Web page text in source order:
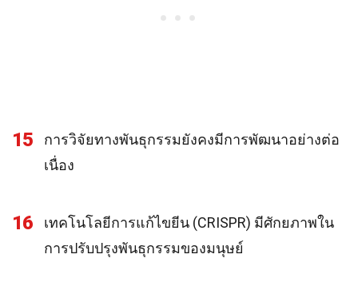
15
การวิจัยทางพันธุกรรมยังคงมีการพัฒนาอย่างต่อ
เนื่อง
16
เทคโนโลยีการแก้ไขยีน (CRISPR) มีศักยภาพใน
การปรับปรุงพันธุกรรมของมนุษย์